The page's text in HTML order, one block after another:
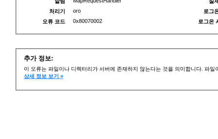
처리기
oro
오류 코드
0x80070002
로그
로그온
추가 정보:
이 오류는 파일이나 디렉터리가 서버에 존재하지 않는다는 것을 의미합니다. 파
상세 정보 보기 »